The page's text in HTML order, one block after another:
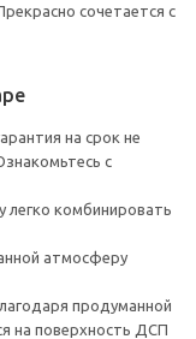
сочетается с
на срок не
с
легко комбинировать
атмосферу
продуманной
на поверхность ДСП